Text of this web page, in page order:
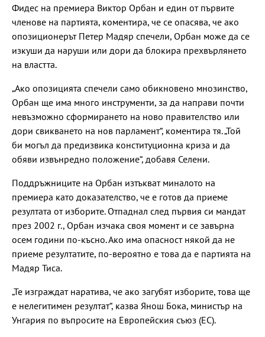
Фидес на премиера Виктор Орбан и един от първите
членове на партията, коментира, че се опасява, че ако
опозиционерът Петер Мадяр спечели, Орбан може да се
изкуши да наруши или дори да блокира прехвърлянето
на властта.
„Ако опозицията спечели само обикновено мнозинство,
Орбан ще има много инструменти, за да направи почти
невъзможно сформирането на ново правителство или
дори свикването на нов парламент“, коментира тя. „Той
би могъл да предизвика конституционна криза и да
обяви извънредно положение“, добавя Селени.
Поддръжниците на Орбан изтъкват миналото на
премиера като доказателство, че е готов да приеме
резултата от изборите. Отпаднал след първия си мандат
през 2002 г., Орбан изчака своя момент и се завърна
осем години по-късно. Ако има опасност някой да не
приеме резултатите, по-вероятно е това да е партията на
Мадяр Тиса.
„Те изграждат наратива, че ако загубят изборите, това ще
е нелегитимен резултат“, казва Янош Бока, министър на
Унгария по въпросите на Европейския съюз (ЕС).